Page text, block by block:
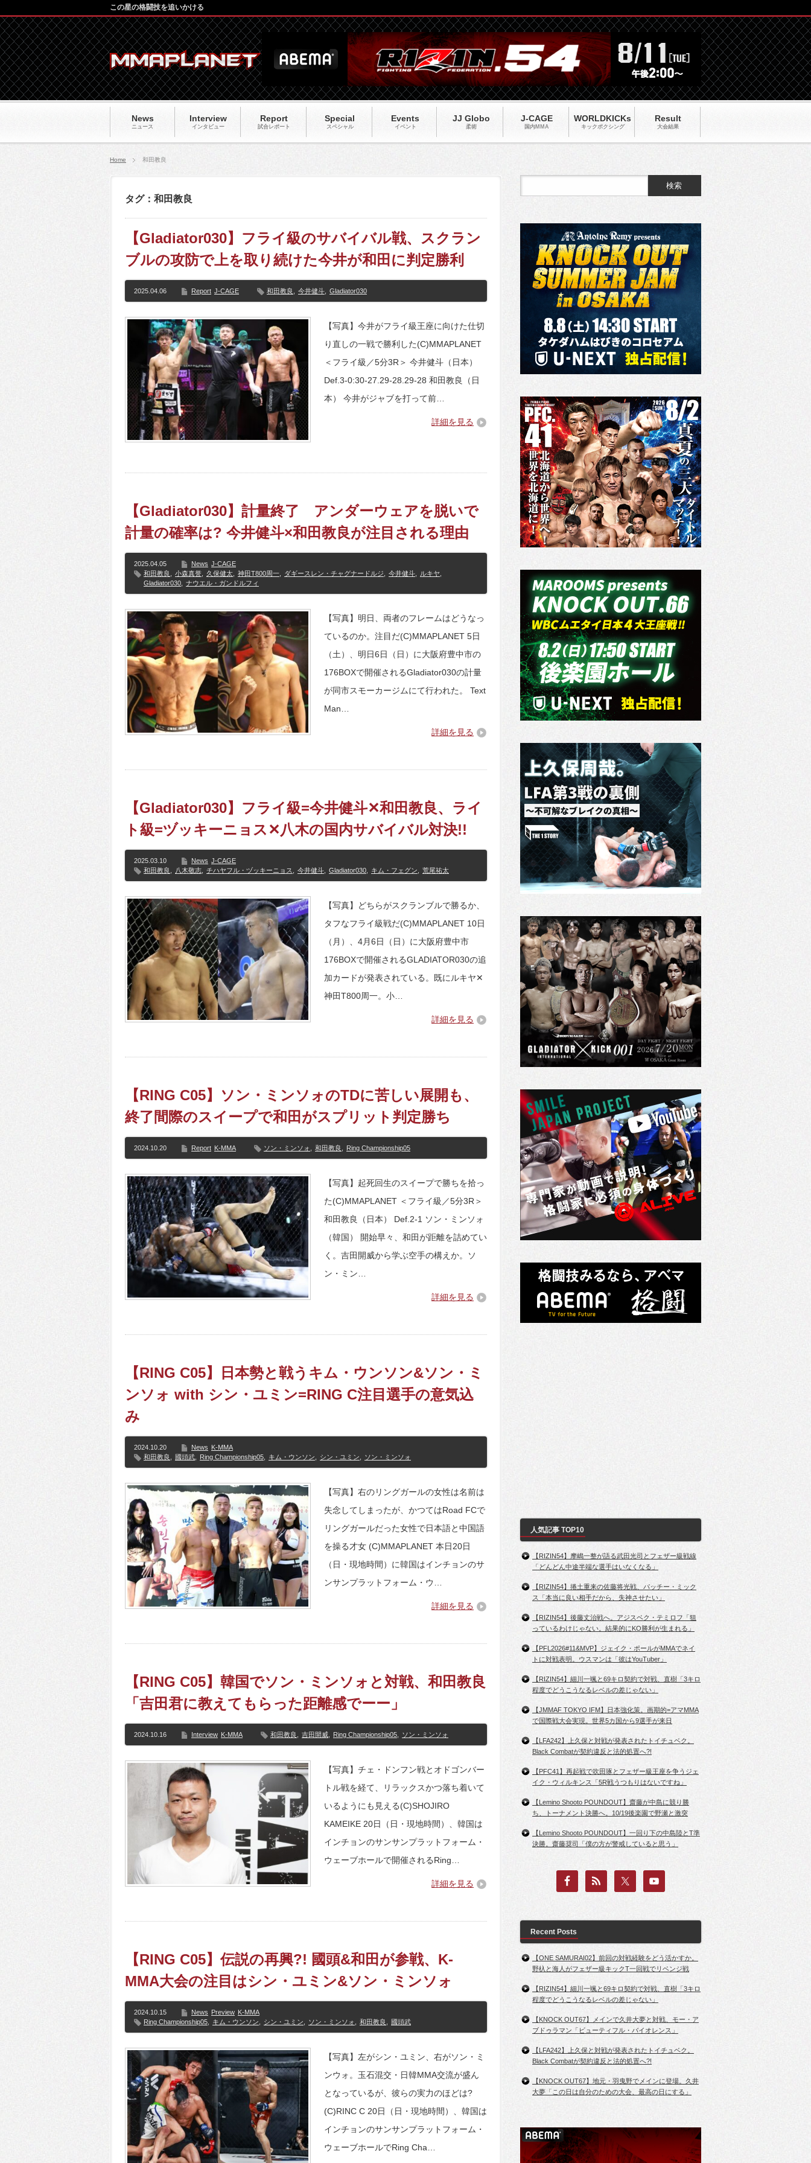
News
ニュース
Interview
インタビュー
Report
試合レポート
Special
スペシャル
Events
イベント
JJ Globo
柔術
J-CAGE
国内MMA
WORLDKICKs
キックポクシング
Result
大会結果
この星の格闘技を追いかける
Home 和田教良
タグ：和田教良
【Gladiator030】フライ級のサバイバル戦、スクラン
ブルの攻防で上を取り続けた今井が和田に判定勝利
2025.04.06 Report J-CAGE 和田教良 今井健斗 Gladiator030
【写真】今井がフライ級王座に向けた仕切
り直しの一戦で勝利した(C)MMAPLANET
＜フライ級／5分3R＞ 今井健斗（日本）
Def.3-0:30-27.29-28.29-28 和田教良（日
本） 今井がジャブを打って前…
詳細を見る
【Gladiator030】計量終了 アンダーウェアを脱いで
計量の確率は? 今井健斗×和田教良が注目される理由
2025.04.05 News J-CAGE
和田教良
小森真誉 久保健太 神田T800周一 ダギースレン・チャグナードルジ 今井健斗 ルキヤ
Gladiator030
ナウエル・ガンドルフィ
【写真】明日、両者のフレームはどうなっ
ているのか。注目だ(C)MMAPLANET 5日
（土）、明日6日（日）に大阪府豊中市の
176BOXで開催されるGladiator030の計量
が同市スモーカージムにて行われた。 Text
Man…
詳細を見る
【Gladiator030】フライ級=今井健斗✕和田教良、ライ
ト級=ヅッキーニョス✕八木の国内サバイバル対決!!
2025.03.10 News J-CAGE
和田教良
八木敬志 チハヤフル・ヅッキーニョス 今井健斗 Gladiator030 キム・フェグン 荒尾祐太
【写真】どちらがスクランブルで勝るか、
タフなフライ級戦だ(C)MMAPLANET 10日
（月）、4月6日（日）に大阪府豊中市
176BOXで開催されるGLADIATOR030の追
加カードが発表されている。既にルキヤ✕
神田T800周一。小…
詳細を見る
【RING C05】ソン・ミンソォのTDに苦しい展開も、
終了間際のスイープで和田がスプリット判定勝ち
2024.10.20 Report K-MMA ソン・ミンソォ 和田教良 Ring Championship05
【写真】起死回生のスイープで勝ちを拾っ
た(C)MMAPLANET ＜フライ級／5分3R＞
和田教良（日本） Def.2-1 ソン・ミンソォ
（韓国） 開始早々、和田が距離を詰めてい
く。吉田開威から学ぶ空手の構えか。ソ
ン・ミン…
詳細を見る
【RING C05】日本勢と戦うキム・ウンソン&ソン・ミ
ンソォ with シン・ユミン=RING C注目選手の意気込
み
2024.10.20 News
K-MMA
和田教良
國頭武 Ring Championship05 キム・ウンソン シン・ユミン ソン・ミンソォ
【写真】右のリングガールの女性は名前は
失念してしまったが、かつてはRoad FCで
リングガールだった女性で日本語と中国語
を操る才女 (C)MMAPLANET 本日20日
（日・現地時間）に韓国はインチョンのサ
ンサンプラットフォーム・ウ…
詳細を見る
【RING C05】韓国でソン・ミンソォと対戦、和田教良
「吉田君に教えてもらった距離感でーー」
2024.10.16 Interview K-MMA 和田教良 吉田開威 Ring Championship05 ソン・ミンソォ
【写真】チェ・ドンフン戦とオドゴンバー
トル戦を経て、リラックスかつ落ち着いて
いるようにも見える(C)SHOJIRO
KAMEIKE 20日（日・現地時間）、韓国は
インチョンのサンサンプラットフォーム・
ウェーブホールで開催されるRing…
詳細を見る
【RING C05】伝説の再興?! 國頭&和田が参戦、K-
MMA大会の注目はシン・ユミン&ソン・ミンソォ
2024.10.15 News Preview K-MMA
Ring Championship05
キム・ウンソン シン・ユミン ソン・ミンソォ 和田教良 國頭武
【写真】左がシン・ユミン、右がソン・ミ
ンウォ。玉石混交・日韓MMA交流が盛ん
となっているが、彼らの実力のほどは?
(C)RINC C 20日（日・現地時間）、韓国は
インチョンのサンサンプラットフォーム・
ウェーブホールでRing Cha…
人気記事 TOP10
【RIZIN54】摩嶋一整が語る武田光司とフェザー級戦線
「どんどん中途半端な選手はいなくなる」
【RIZIN54】捲土重来の佐藤将光戦、パッチー・ミック
ス「本当に良い相手だから、失神させたい」
【RIZIN54】後藤丈治戦へ。アジスベク・テミロフ「狙
っているわけじゃない。結果的にKO勝利が生まれる」
【PFL2026#11&MVP】ジェイク・ポールがMMAでネイ
トに対戦表明。ウスマンは「彼はYouTuber」
【RIZIN54】細川一颯と69キロ契約で対戦、直樹「3キロ
程度でどうこうなるレベルの差じゃない」
【JMMAF TOKYO IFM】日本強化策。画期的=アマMMA
で国際戦大会実現。世界5カ国から9選手が来日
【LFA242】上久保と対戦が発表されたトイチュベク。
Black Combatが契約違反と法的処置へ?!
【PFC41】再起戦で吹田琢とフェザー級王座を争うジェ
イク・ウィルキンス「5R戦うつもりはないですね」
【Lemino Shooto POUNDOUT】齋藤が中島に競り勝
ち、トーナメント決勝へ。10/19後楽園で野瀬と激突
【Lemino Shooto POUNDOUT】一回り下の中島陸とT準
決勝。齋藤奨司「僕の方が警戒していると思う」
Recent Posts
【ONE SAMURAI02】前回の対戦経験をどう活かすか。
野杁と海人がフェザー級キックT一回戦でリベンジ戦
【RIZIN54】細川一颯と69キロ契約で対戦、直樹「3キロ
程度でどうこうなるレベルの差じゃない」
【KNOCK OUT67】メインで久井大夢と対戦、モー・ア
ブドゥラマン「ビューティフル・バイオレンス」
【LFA242】上久保と対戦が発表されたトイチュベク。
Black Combatが契約違反と法的処置へ?!
【KNOCK OUT67】地元・羽曳野でメインに登場。久井
大夢「この日は自分のための大会、最高の日にする」